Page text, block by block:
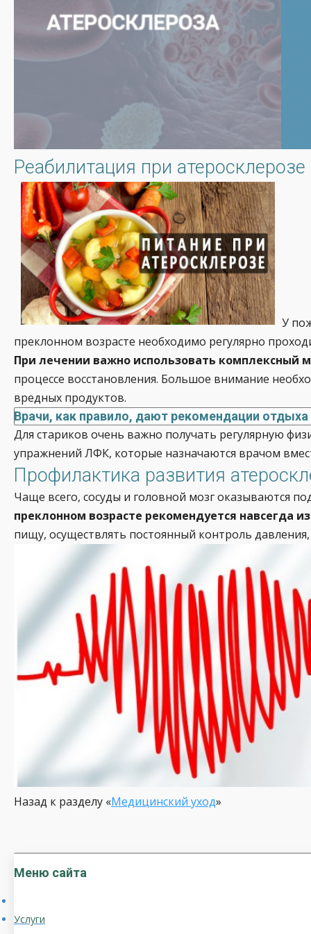
Реабилитация при атеросклерозе
У
преклонном возрасте необходимо регулярно
При лечении важно использовать комплексный
процессе восстановления. Большое внимание
вредных продуктов.
Врачи, как правило, дают рекомендации
Для стариков очень важно получать регулярную
упражнений ЛФК, которые назначаются врачом
Профилактика развития
Чаще всего, сосуды и головной мозг оказываются
преклонном возрасте рекомендуется навсегда
пищу, осуществлять постоянный контроль
Назад к разделу «Медицинский уход»
Меню сайта
Услуги